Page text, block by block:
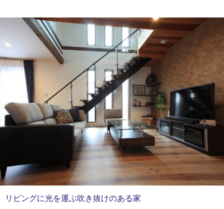
リビングに光を運ぶ吹き抜けのある家